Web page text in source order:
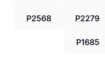
P2568 P2279
P1685